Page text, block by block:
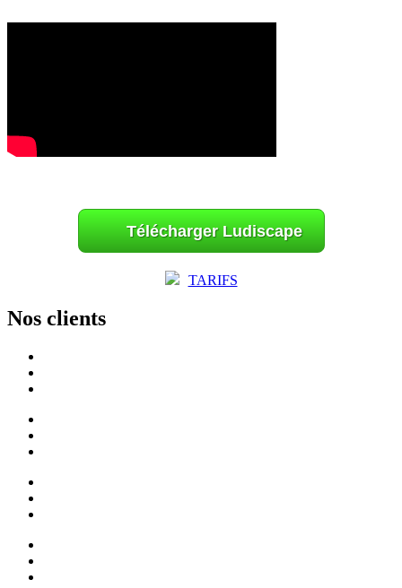
Télécharger Ludiscape
TARIFS
Nos clients